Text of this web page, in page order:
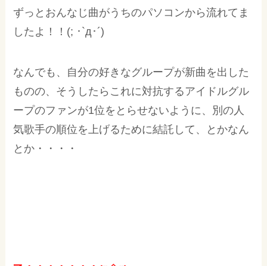
ずっとおんなじ曲がうちのパソコンから流れてま
したよ！！(; ･`д･´)
なんでも、自分の好きなグループが新曲を出した
ものの、そうしたらこれに対抗するアイドルグル
ープのファンが1位をとらせないように、別の人
気歌手の順位を上げるために結託して、とかなん
とか・・・・